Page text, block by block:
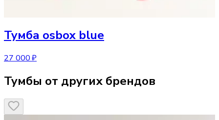
Тумба osbox blue
27 000 ₽
Тумбы от других брендов